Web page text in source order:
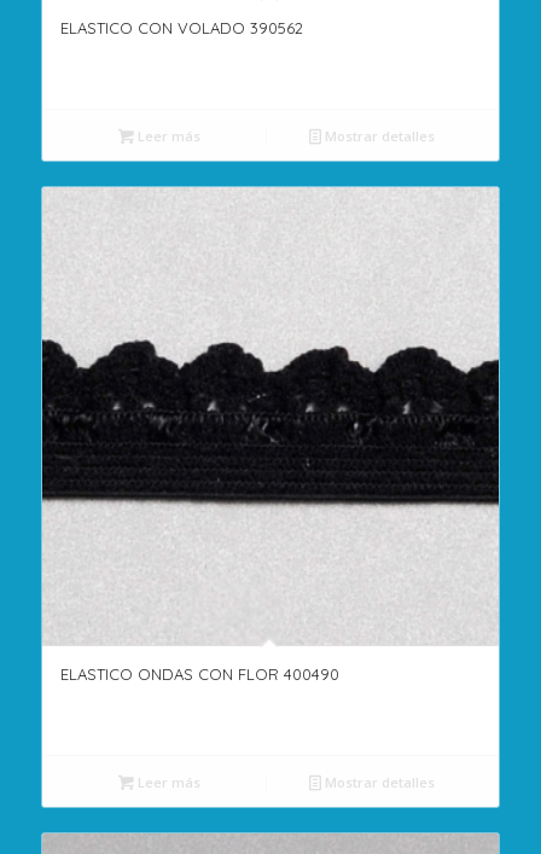
ELASTICO CON VOLADO 390562
Leer más Mostrar detalles
ELASTICO ONDAS CON FLOR 400490
Leer más Mostrar detalles